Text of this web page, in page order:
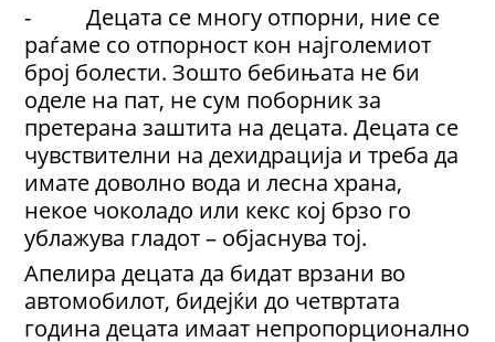
- Децата се многу отпорни, ние се
раѓаме со отпорност кон најголемиот
број болести. Зошто бебињата не би
оделе на пат, не сум поборник за
претерана заштита на децата. Децата се
чувствителни на дехидрација и треба да
имате доволно вода и лесна храна,
некое чоколадо или кекс кој брзо го
ублажува гладот – објаснува тој.
Апелира децата да бидат врзани во
автомобилот, бидејќи до четвртата
година децата имаат непропорционално